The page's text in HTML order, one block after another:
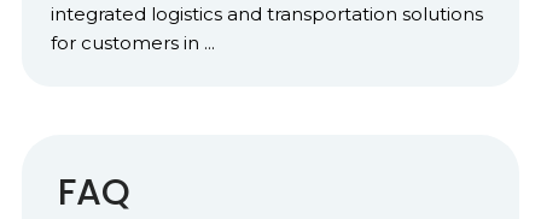
integrated logistics and transportation solutions
for customers in ...
FAQ